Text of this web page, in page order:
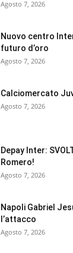
Agosto 7, 2026
Nuovo centro
futuro d’oro
Agosto 7, 2026
Calciomercato
Agosto 7, 2026
Depay Inter:
Romero!
Agosto 7, 2026
Napoli Gabriel
l’attacco
Agosto 7, 2026